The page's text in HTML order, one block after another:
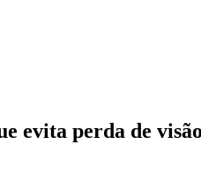
evita perda de